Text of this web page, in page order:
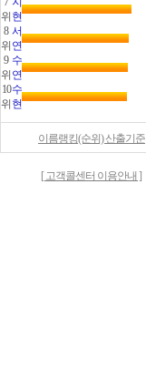
위 현
8
위
서
연
9
위
수
연
10
위
수
현
이름랭킹(순위) 산출기준
[ 고객콜센터 이용안내 ]